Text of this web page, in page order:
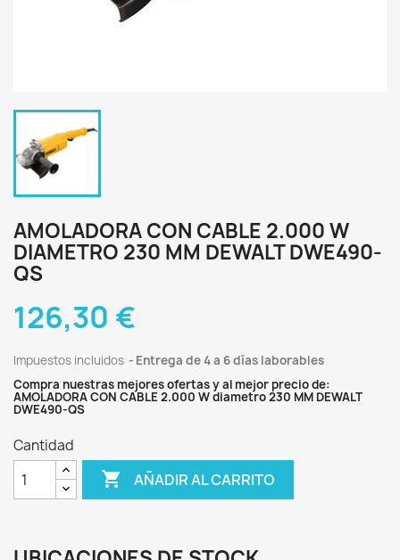
AMOLADORA CON CABLE 2.000 W
DIAMETRO 230 MM DEWALT DWE490-
QS
126,30 €
Impuestos incluidos
Entrega de 4 a 6 días laborables
Compra nuestras mejores ofertas y al mejor precio de:
AMOLADORA CON CABLE 2.000 W diametro 230 MM DEWALT
DWE490-QS
Cantidad
 AÑADIR AL CARRITO